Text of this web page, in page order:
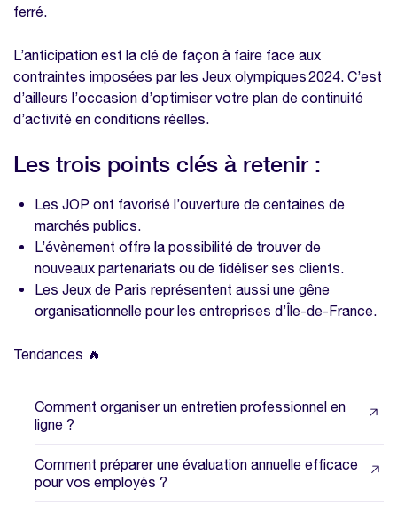
ferré.
L’anticipation est la clé de façon à faire face aux
contraintes imposées par les Jeux olympiques 2024. C’est
d’ailleurs l’occasion d’optimiser votre plan de continuité
d’activité en conditions réelles.
Les trois points clés à retenir :
Les JOP ont favorisé l’ouverture de centaines de
marchés publics.
L’évènement offre la possibilité de trouver de
nouveaux partenariats ou de fidéliser ses clients.
Les Jeux de Paris représentent aussi une gêne
organisationnelle pour les entreprises d’Île-de-France.
Tendances 🔥
Comment organiser un entretien professionnel en
ligne ?
Comment préparer une évaluation annuelle efficace
pour vos employés ?